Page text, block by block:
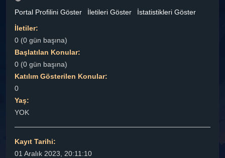
Portal Profilini Göster İletileri Göster
İstatistikleri Göster
İletiler:
0 (0 gün başına)
Başlatılan Konular:
0 (0 gün başına)
Katılım Gösterilen Konular:
0
Yaş:
YOK
Kayıt Tarihi:
01 Aralık 2023, 20:11:10